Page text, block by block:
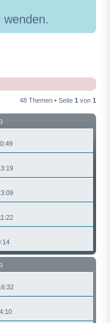
48 Themen • Seite 1 von 1